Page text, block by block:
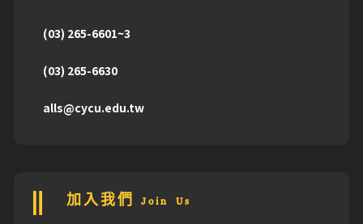
(03) 265-6601~3
(03) 265-6630
alls@cycu.edu.tw
加入我們 Join Us